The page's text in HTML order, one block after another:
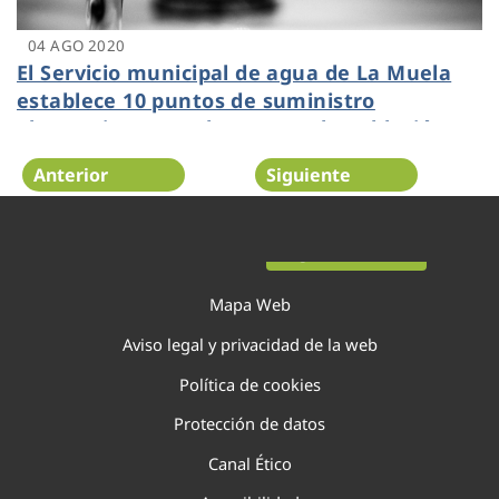
04 AGO 2020
El Servicio municipal de agua de La Muela
establece 10 puntos de suministro
alternativo para abastecer a la población
Anterior Siguiente
Mapa Web
Aviso legal y privacidad de la web
Política de cookies
Protección de datos
Canal Ético